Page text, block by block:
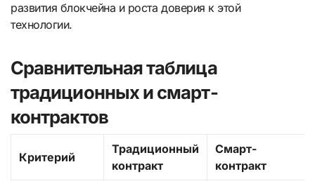
развития блокчейна и роста доверия к этой
технологии.
Сравнительная таблица
традиционных и смарт-
контрактов
Критерий
Традиционный
контракт
Смарт-
контракт